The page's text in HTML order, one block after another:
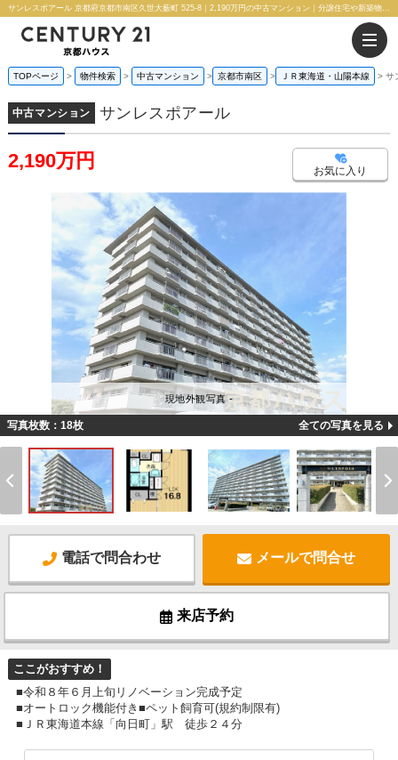
サンレスポアール 京都府京都市南区久世大薮町 525-8｜2,190万円の中古マンション｜分譲住宅や新築物件｜株式会社 京都ハウス
TOPページ 物件検索 中古マンション 京都市南区 ＪＲ東海道・山陽本線 サ
中古マンション サンレスポアール
2,190万円 お気に入り
現地外観写真 -
写真枚数：18枚 全ての写真を見る
電話で問合わせ メールで問合せ
来店予約
ここがおすすめ！
■令和８年６月上旬リノベーション完成予定
■オートロック機能付き■ペット飼育可(規約制限有)
■ＪＲ東海道本線「向日町」駅 徒歩２４分